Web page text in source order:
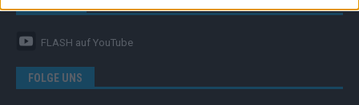
FLASH auf YouTube
FOLGE UNS